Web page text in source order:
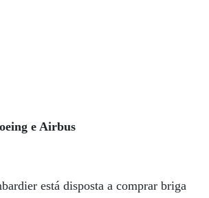
e Airbus
está disposta a comprar briga